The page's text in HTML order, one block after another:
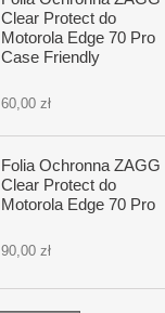
Clear Protect do
Motorola Edge 70 Pro
Case Friendly
60,00 zł
Folia Ochronna ZAGG
Clear Protect do
Motorola Edge 70 Pro
90,00 zł